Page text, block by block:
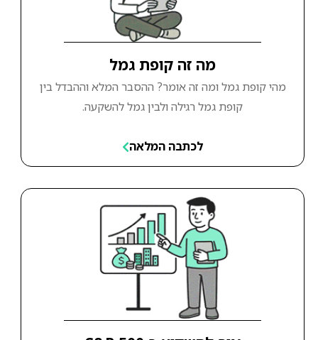
מה זה קופת גמל
מהי קופת גמל ומה זה אומר? ההסבר המלא וההבדל בין
קופת גמל רגילה ולבין גמל להשקעה.
לכתבה המלאה